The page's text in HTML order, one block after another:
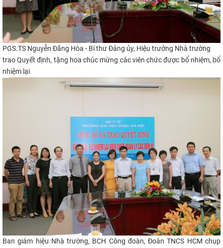
PGS.TS Nguyễn Đăng Hòa - Bí thư Đảng ủy, Hiệu trưởng Nhà trường​
trao Quyết định, tặng hoa chúc mừng các viên chức được bổ nhiệm, bổ
nhiệm lại
Ban giám hiệu Nhà trường, BCH Công đoàn, Đoàn TNCS HCM chụp